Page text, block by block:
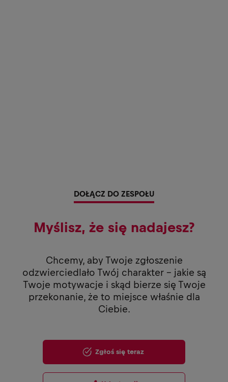
DOŁĄCZ DO ZESPOŁU
Myślisz, że się nadajesz?
Chcemy, aby Twoje zgłoszenie
odzwierciedlało Twój charakter - jakie są
Twoje motywacje i skąd bierze się Twoje
przekonanie, że to miejsce właśnie dla
Ciebie.
Zgłoś się teraz